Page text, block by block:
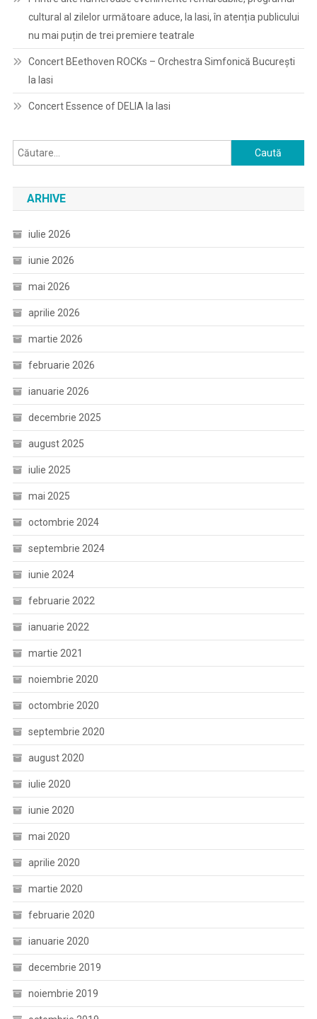
cultural al zilelor următoare aduce, la Iasi, în atenția publicului
nu mai puțin de trei premiere teatrale
Concert BEethoven ROCKs – Orchestra Simfonică București
la Iasi
Concert Essence of DELIA la Iasi
Caută
după:
ARHIVE
iulie 2026
iunie 2026
mai 2026
aprilie 2026
martie 2026
februarie 2026
ianuarie 2026
decembrie 2025
august 2025
iulie 2025
mai 2025
octombrie 2024
septembrie 2024
iunie 2024
februarie 2022
ianuarie 2022
martie 2021
noiembrie 2020
octombrie 2020
septembrie 2020
august 2020
iulie 2020
iunie 2020
mai 2020
aprilie 2020
martie 2020
februarie 2020
ianuarie 2020
decembrie 2019
noiembrie 2019